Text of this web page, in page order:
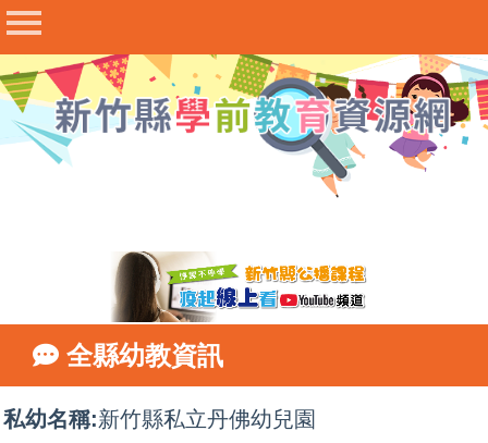
最新公告
幼兒園查詢
收退費與補助
評鑑與輔導
甄選與進修
衛生與安全
幼教法規
表件下載
全縣幼教資訊
私幼名稱:新竹縣私立丹佛幼兒園